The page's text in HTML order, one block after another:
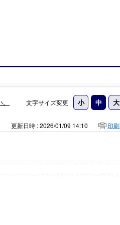
文字サイズ変更
更新日時 : 2026/01/09 14:10 印刷